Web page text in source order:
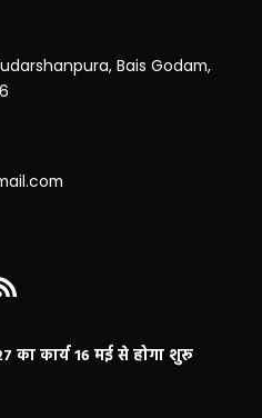
Bais Godam,
का कार्य 16 मई से होगा शुरू